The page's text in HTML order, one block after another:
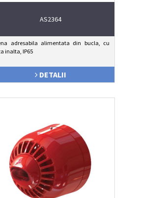
AS2364
adresabila alimentata din bucla, cu
inalta, IP65
DETALII